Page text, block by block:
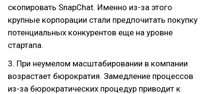
скопировать SnapChat. Именно из-за этого
крупные корпорации стали предпочитать покупку
потенциальных конкурентов еще на уровне
стартапа.
3. При неумелом масштабировании в компании
возрастает бюрократия. Замедление процессов
из-за бюрократических процедур приводит к